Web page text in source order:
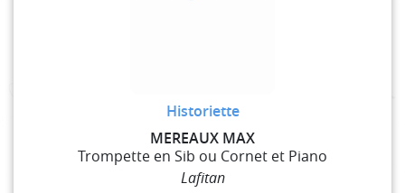
Historiette
MEREAUX MAX
Trompette en Sib ou Cornet et Piano
Lafitan